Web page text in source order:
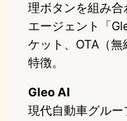
理ボタンを組み
エージェント「
ケット、OTA（
特徴。
Gleo AI
現代自動車グル